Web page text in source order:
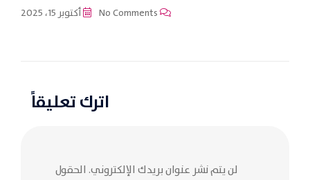
أكتوبر 15، 2025
اترك تعليقاً
لن يتم نشر عنوان بريدك الإلكتروني. الحقول